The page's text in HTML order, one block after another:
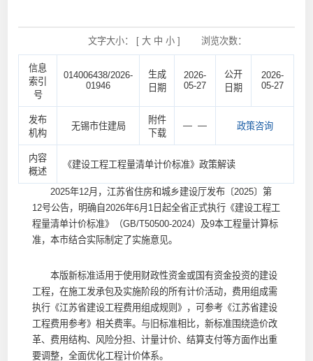
文字大小： [ 大 中 小] 浏览次数：
信息
索引
号
014006438/2026-
01946
生成
日期
2026-
05-27
公开
日期
2026-
05-27
发布
机构
无锡市住建局
附件
下载
— — 政策咨询
内容
概述
《建设工程工程量清单计价标准》政策解读
2025年12月，江苏省住房和城乡建设厅发布〔2025〕第
12号公告，明确自2026年6月1日起全省正式执行《建设工程工
程量清单计价标准》（GB/T50500-2024）及9本工程量计算标
准，本市结合实际制定了实施意见。
本版新标准适用于使用财政性资金或国有资金投资的建设
工程，在施工发承包及实施阶段的所有计价活动，费用组成需
执行《江苏省建设工程费用组成规则》，可参考《江苏省建设
工程费用参考》相关费率。与旧标准相比，新标准围绕造价改
革、费用结构、风险分担、计量计价、结算支付等方面作出重
要调整，全面优化工程计价体系。